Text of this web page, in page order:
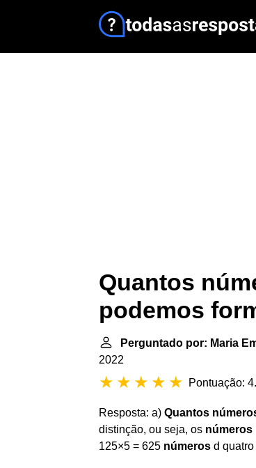
Quantos
podemos
Perguntado por: Maria
2022
Pontuação:
Resposta: a) Quantos
distinção, ou seja, os números
125×5 = 625 números d quatro